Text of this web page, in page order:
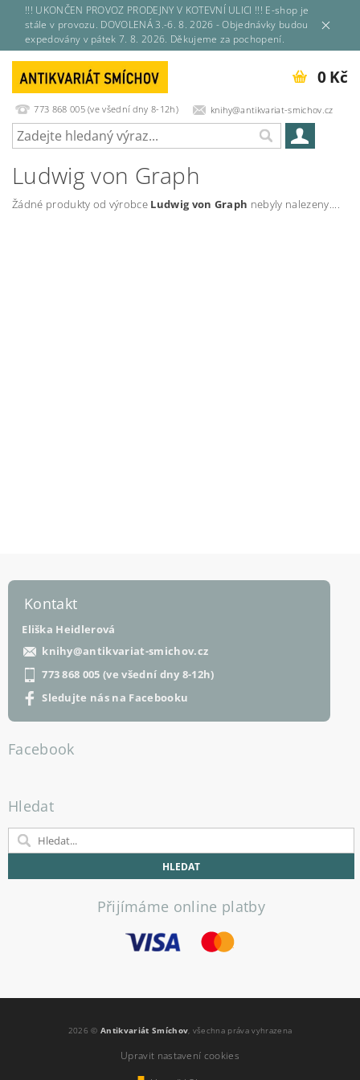
!!! UKONČEN PROVOZ PRODEJNY V KOTEVNÍ ULICI !!! E-shop je
stále v provozu. DOVOLENÁ 3.-6. 8. 2026 - Objednávky budou
expedovány v pátek 7. 8. 2026. Děkujeme za pochopení.
773 868 005 (ve všední dny 8-12h) knihy@antikvariat-smichov.cz
0 Kč
Ludwig von Graph
Žádné produkty od výrobce Ludwig von Graph nebyly nalezeny....
Kontakt
Eliška Heidlerová
knihy@antikvariat-smichov.cz
773 868 005 (ve všední dny 8-12h)
Sledujte nás na Facebooku
Facebook
Hledat
Přijímáme online platby
2026 ©Antikvariát Smíchov , všechna práva vyhrazena
Upravit nastavení cookies